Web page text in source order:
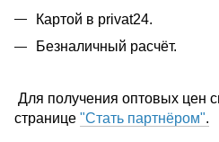
Картой в privat24.
Безналичный расчёт.
Для получения оптовых цен
странице "Стать партнёром".